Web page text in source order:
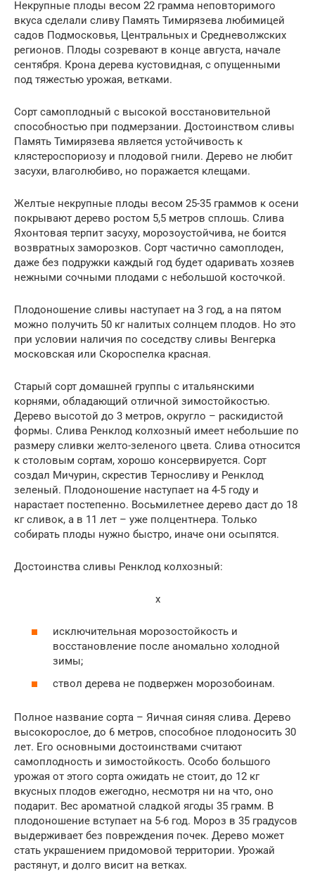
Некрупные плоды весом 22 грамма неповторимого
вкуса сделали сливу Память Тимирязева любимицей
садов Подмосковья, Центральных и Средневолжских
регионов. Плоды созревают в конце августа, начале
сентября. Крона дерева кустовидная, с опущенными
под тяжестью урожая, ветками.
Сорт самоплодный с высокой восстановительной
способностью при подмерзании. Достоинством сливы
Память Тимирязева является устойчивость к
клястероспориозу и плодовой гнили. Дерево не любит
засухи, влаголюбиво, но поражается клещами.
Желтые некрупные плоды весом 25-35 граммов к осени
покрывают дерево ростом 5,5 метров сплошь. Слива
Яхонтовая терпит засуху, морозоустойчива, не боится
возвратных заморозков. Сорт частично самоплоден,
даже без подружки каждый год будет одаривать хозяев
нежными сочными плодами с небольшой косточкой.
Плодоношение сливы наступает на 3 год, а на пятом
можно получить 50 кг налитых солнцем плодов. Но это
при условии наличия по соседству сливы Венгерка
московская или Скороспелка красная.
Старый сорт домашней группы с итальянскими
корнями, обладающий отличной зимостойкостью.
Дерево высотой до 3 метров, округло – раскидистой
формы. Слива Ренклод колхозный имеет небольшие по
размеру сливки желто-зеленого цвета. Слива относится
к столовым сортам, хорошо консервируется. Сорт
создал Мичурин, скрестив Терносливу и Ренклод
зеленый. Плодоношение наступает на 4-5 году и
нарастает постепенно. Восьмилетнее дерево даст до 18
кг сливок, а в 11 лет – уже полцентнера. Только
собирать плоды нужно быстро, иначе они осыпятся.
Достоинства сливы Ренклод колхозный:
x
исключительная морозостойкость и
восстановление после аномально холодной
зимы;
ствол дерева не подвержен морозобоинам.
Полное название сорта – Яичная синяя слива. Дерево
высокорослое, до 6 метров, способное плодоносить 30
лет. Его основными достоинствами считают
самоплодность и зимостойкость. Особо большого
урожая от этого сорта ожидать не стоит, до 12 кг
вкусных плодов ежегодно, несмотря ни на что, оно
подарит. Вес ароматной сладкой ягоды 35 грамм. В
плодоношение вступает на 5-6 год. Мороз в 35 градусов
выдерживает без повреждения почек. Дерево может
стать украшением придомовой территории. Урожай
растянут, и долго висит на ветках.